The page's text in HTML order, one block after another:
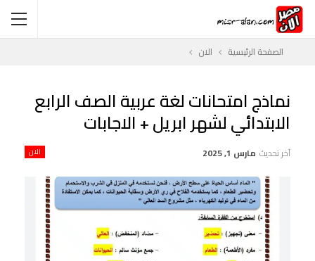
الصفحة الرئيسية الان
نماذج امتحانات لغة عربية الصف الرابع
الابتدائي لشهر ابريل + الاجابات
الان آخر تحديث مارس 1, 2025